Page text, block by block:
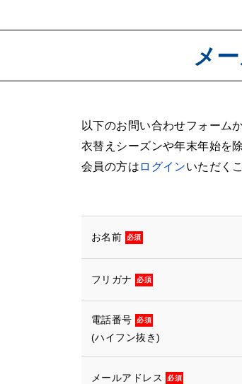
メ
以下のお問い合わせフォーム
衣替えシーズンや年末年始を
会員の方は ログインいただく
お名前 必須
フリガナ 必須
電話番号 必須
(ハイフン抜き)
メールアドレス 必須